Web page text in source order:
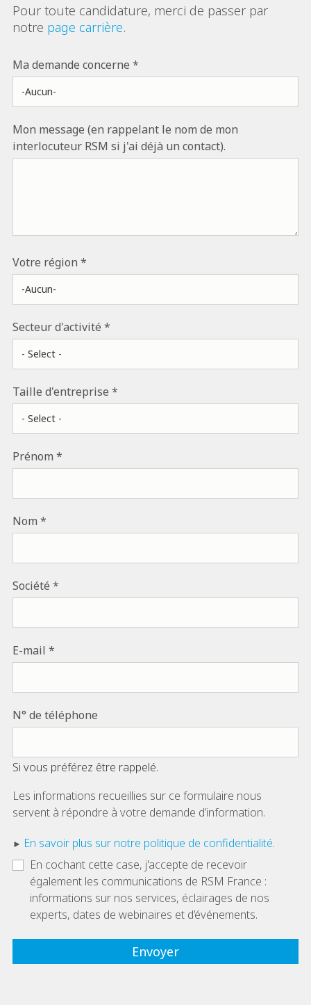
Pour toute candidature, merci de passer par
notre page carrière.
Ma demande concerne
Mon message (en rappelant le nom de mon
interlocuteur RSM si j'ai déjà un contact).
Votre région
Secteur d'activité
Taille d'entreprise
Prénom
Nom
Société
E-mail
N° de téléphone
Si vous préférez être rappelé.
Les informations recueillies sur ce formulaire nous
servent à répondre à votre demande d’information.
En savoir plus sur notre politique de confidentialité.
En cochant cette case, j'accepte de recevoir
également les communications de RSM France :
informations sur nos services, éclairages de nos
experts, dates de webinaires et d’événements.